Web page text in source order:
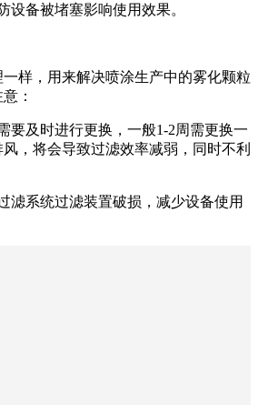
设备被堵塞影响使用效果。
样，用来解决喷涂生产中的雾化颗粒
：
要及时进行更换，一般1-2周需更换一
，将会导致过滤效率减弱，同时不利
滤系统过滤装置破损，减少设备使用